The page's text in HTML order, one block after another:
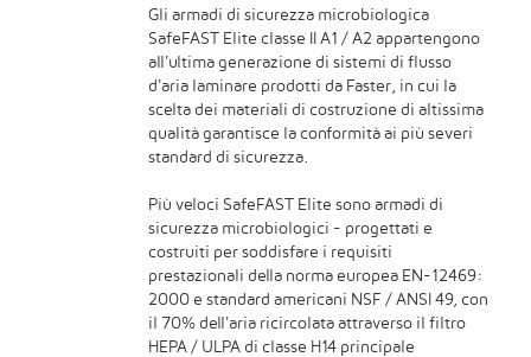
Gli armadi di sicurezza microbiologica
SafeFAST Elite classe II A1 / A2 appartengono
all'ultima generazione di sistemi di flusso
d'aria laminare prodotti da Faster, in cui la
scelta dei materiali di costruzione di altissima
qualità garantisce la conformità ai più severi
standard di sicurezza.
Più veloci SafeFAST Elite sono armadi di
sicurezza microbiologici - progettati e
costruiti per soddisfare i requisiti
prestazionali della norma europea EN-12469:
2000 e standard americani NSF / ANSI 49, con
il 70% dell'aria ricircolata attraverso il filtro
HEPA / ULPA di classe H14 principale